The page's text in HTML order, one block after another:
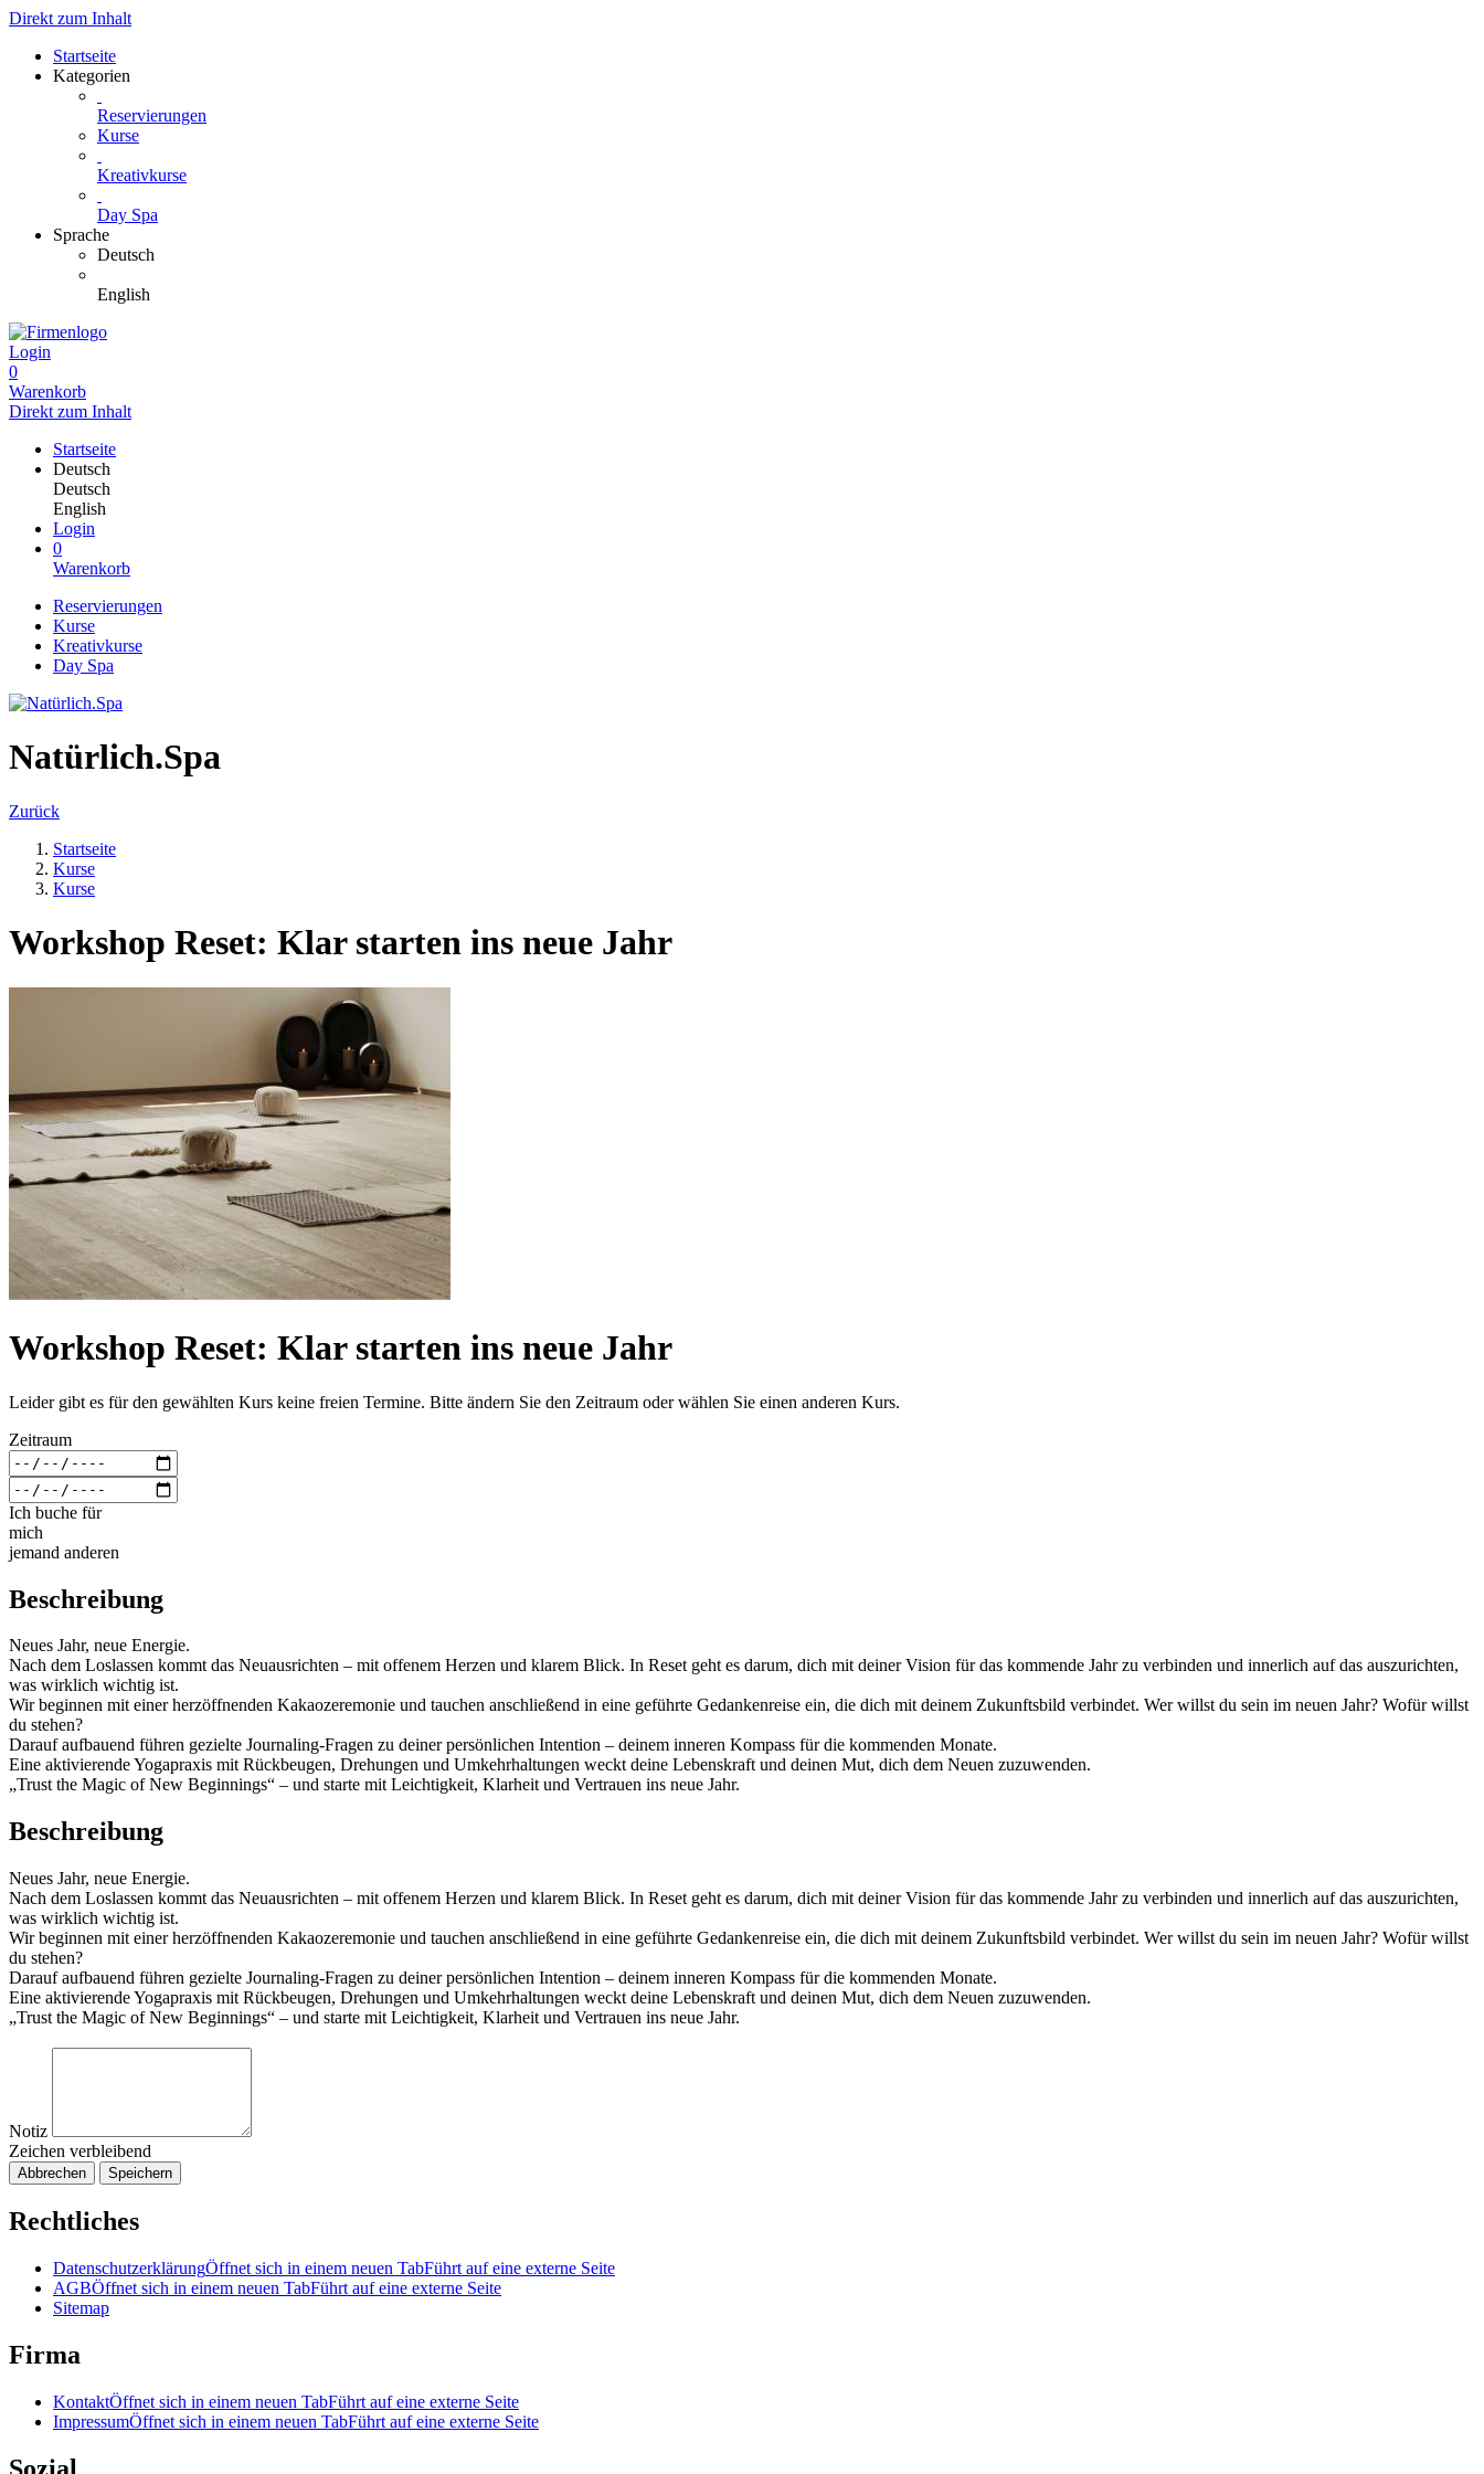
Direkt zum Inhalt
Startseite
Kategorien
Reservierungen
Kurse
Kreativkurse
Day Spa
Sprache
Deutsch
English
Login
0
Warenkorb
Direkt zum Inhalt
Startseite
Deutsch
Deutsch
English
Login
0
Warenkorb
Reservierungen
Kurse
Kreativkurse
Day Spa
Natürlich.Spa
Zurück
Startseite
Kurse
Kurse
Workshop Reset: Klar starten ins neue Jahr
Workshop Reset: Klar starten ins neue Jahr
Leider gibt es für den gewählten Kurs keine freien Termine. Bitte ändern Sie den Zeitraum oder wählen Sie einen anderen Kurs.
Zeitraum
Ich buche für
mich
jemand anderen
Beschreibung
Neues Jahr, neue Energie.
Nach dem Loslassen kommt das Neuausrichten – mit offenem Herzen und klarem Blick. In Reset geht es darum, dich mit deiner Vision für das kommende Jahr zu verbinden und innerlich auf das auszurichten,
was wirklich wichtig ist.
Wir beginnen mit einer herzöffnenden Kakaozeremonie und tauchen anschließend in eine geführte Gedankenreise ein, die dich mit deinem Zukunftsbild verbindet. Wer willst du sein im neuen Jahr? Wofür willst
du stehen?
Darauf aufbauend führen gezielte Journaling-Fragen zu deiner persönlichen Intention – deinem inneren Kompass für die kommenden Monate.
Eine aktivierende Yogapraxis mit Rückbeugen, Drehungen und Umkehrhaltungen weckt deine Lebenskraft und deinen Mut, dich dem Neuen zuzuwenden.
„Trust the Magic of New Beginnings“ – und starte mit Leichtigkeit, Klarheit und Vertrauen ins neue Jahr.
Beschreibung
Neues Jahr, neue Energie.
Nach dem Loslassen kommt das Neuausrichten – mit offenem Herzen und klarem Blick. In Reset geht es darum, dich mit deiner Vision für das kommende Jahr zu verbinden und innerlich auf das auszurichten,
was wirklich wichtig ist.
Wir beginnen mit einer herzöffnenden Kakaozeremonie und tauchen anschließend in eine geführte Gedankenreise ein, die dich mit deinem Zukunftsbild verbindet. Wer willst du sein im neuen Jahr? Wofür willst
du stehen?
Darauf aufbauend führen gezielte Journaling-Fragen zu deiner persönlichen Intention – deinem inneren Kompass für die kommenden Monate.
Eine aktivierende Yogapraxis mit Rückbeugen, Drehungen und Umkehrhaltungen weckt deine Lebenskraft und deinen Mut, dich dem Neuen zuzuwenden.
„Trust the Magic of New Beginnings“ – und starte mit Leichtigkeit, Klarheit und Vertrauen ins neue Jahr.
Notiz
Zeichen verbleibend
Abbrechen Speichern
Rechtliches
DatenschutzerklärungÖffnet sich in einem neuen TabFührt auf eine externe Seite
AGBÖffnet sich in einem neuen TabFührt auf eine externe Seite
Sitemap
Firma
KontaktÖffnet sich in einem neuen TabFührt auf eine externe Seite
ImpressumÖffnet sich in einem neuen TabFührt auf eine externe Seite
Sozial